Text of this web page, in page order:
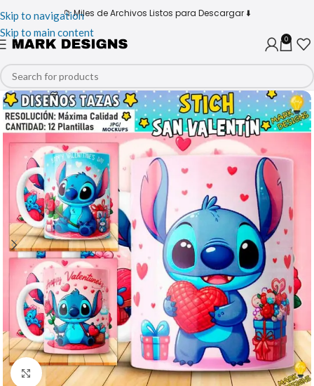
Skip to navigation
Skip to main content
📁 Miles de Archivos Listos para Descargar ⬇️
0
Click to enlarge